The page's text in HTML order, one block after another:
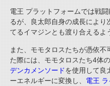
電王 プラットフォームでは戦
るが、良太郎自身の成長により
てるイマジンとも渡り合えるよ
また、モモタロスたちが憑依不
た際には、モモタロスたち4体
デンカメンソードを使用して良
ーエネルギーに変換し、 電王